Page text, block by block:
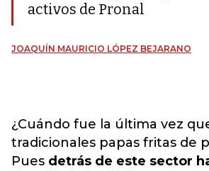
activos de Pronal
JOAQUÍN MAURICIO LÓPEZ BEJARANO
¿Cuándo fue la última vez
tradicionales papas fritas de
Pues detrás de este sector